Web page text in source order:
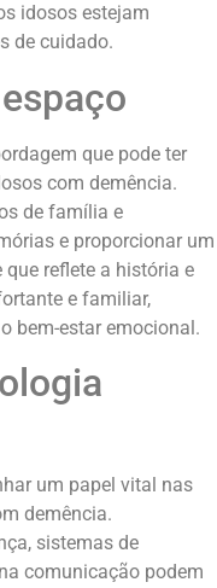
idosos estejam
de cuidado.
que pode ter
com demência.
de família e
e proporcionar um
reflete a história e
e familiar,
bem-estar emocional.
um papel vital nas
demência.
sistemas de
comunicação podem